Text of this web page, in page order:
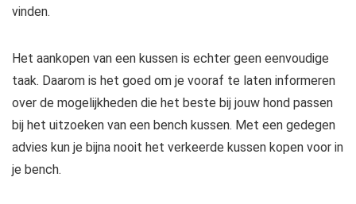
vinden.
Het aankopen van een kussen is echter geen eenvoudige
taak. Daarom is het goed om je vooraf te laten informeren
over de mogelijkheden die het beste bij jouw hond passen
bij het uitzoeken van een bench kussen. Met een gedegen
advies kun je bijna nooit het verkeerde kussen kopen voor in
je bench.